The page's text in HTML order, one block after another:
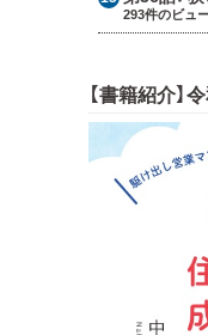
293件のビュ
【書籍紹介】